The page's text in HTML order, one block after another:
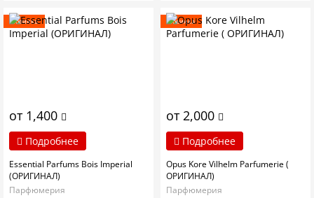
Новинка
от 1,400
Подробнее
Essential Parfums Bois Imperial
(ОРИГИНАЛ)
Парфюмерия
Новинка
от 2,000
Подробнее
Opus Kore Vilhelm Parfumerie (
ОРИГИНАЛ)
Парфюмерия